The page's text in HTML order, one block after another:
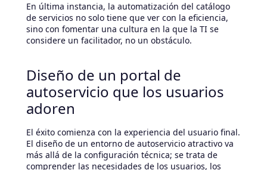
En última instancia, la automatización del catálogo
de servicios no solo tiene que ver con la eficiencia,
sino con fomentar una cultura en la que la TI se
considere un facilitador, no un obstáculo.
Diseño de un portal de
autoservicio que los usuarios
adoren
El éxito comienza con la experiencia del usuario final.
El diseño de un entorno de autoservicio atractivo va
más allá de la configuración técnica; se trata de
comprender las necesidades de los usuarios, los